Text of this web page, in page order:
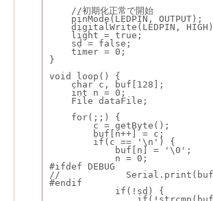
//初期化正常で開始
pinMode(LEDPIN, OUTPUT);
digitalWrite(LEDPIN,
light = true;
sd = false;
timer = 0;
}
void loop() {
char c, buf[128];
int n = 0;
File dataFile;
for(;;) {
c = getByte();
buf[n++] = c;
if(c == '\n') {
buf[n] = '\0';
n = 0;
#ifdef DEBUG
//
#endif
if(!sd) {